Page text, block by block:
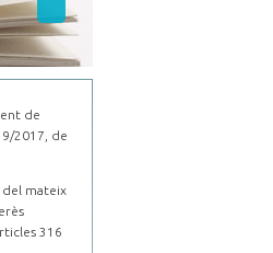
de
2017, de
del mateix
316